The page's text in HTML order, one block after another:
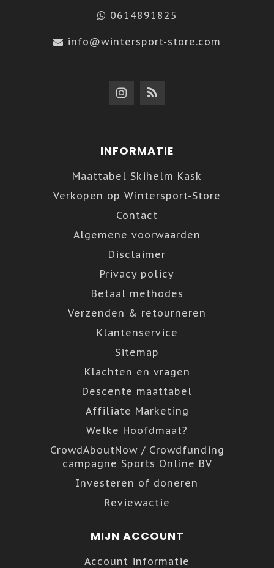
0614891825
info@wintersport-store.com
INFORMATIE
Maattabel Skihelm Kask
Verkopen op Wintersport-Store
Contact
Algemene voorwaarden
Disclaimer
Privacy policy
Betaal methodes
Verzenden & retourneren
Klantenservice
Sitemap
Klachten en vragen
Descente maattabel
Affiliate Marketing
Welke Hoofdmaat?
CrowdAboutNow / Crowdfunding
campagne Sports Online BV
Investeren of doneren
Reviewactie
MIJN ACCOUNT
Account informatie